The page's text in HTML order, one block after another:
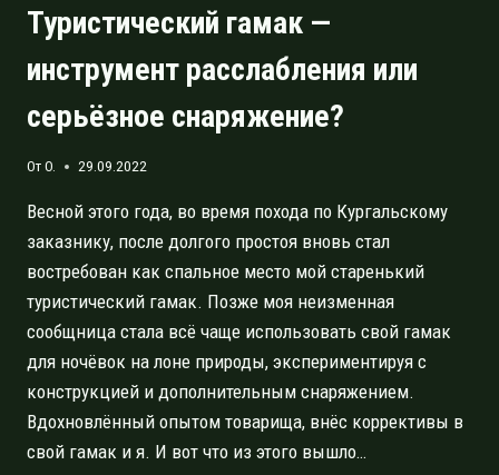
Туристический гамак —
инструмент расслабления или
серьёзное снаряжение?
ОтO. 29.09.2022
Весной этого года, во время похода по Кургальскому
заказнику, после долгого простоя вновь стал
востребован как спальное место мой старенький
туристический гамак. Позже моя неизменная
сообщница стала всё чаще использовать свой гамак
для ночёвок на лоне природы, экспериментируя с
конструкцией и дополнительным снаряжением.
Вдохновлённый опытом товарища, внёс коррективы в
свой гамак и я. И вот что из этого вышло…